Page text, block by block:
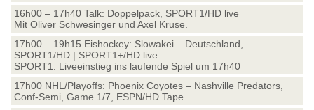
16h00 – 17h40 Talk: Doppelpack, SPORT1/HD live
Mit Oliver Schwesinger und Axel Kruse.
17h00 – 19h15 Eishockey: Slowakei – Deutschland,
SPORT1/HD | SPORT1+/HD live
SPORT1: Liveeinstieg ins laufende Spiel um 17h40
17h00 NHL/Playoffs: Phoenix Coyotes – Nashville Predators,
Conf-Semi, Game 1/7, ESPN/HD Tape